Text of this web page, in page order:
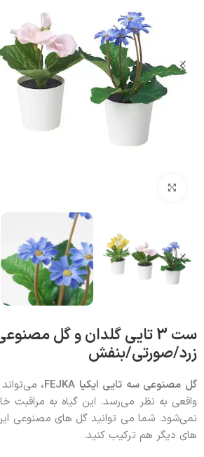
زرد/صورتی/بنفش
گل مصنوعی سه تایی ایکیا FEJKA،
واقعی به نظر می‌رسد. این گیاه به مراقبت
نمی‌شود. شما می توانید گل های مصنوعی این
های دیگر هم ترکیب کنید.